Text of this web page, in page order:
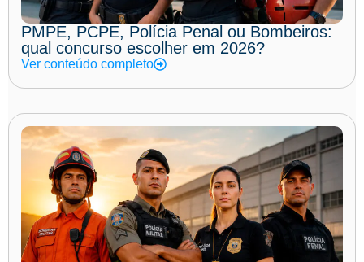
PMPE, PCPE, Polícia Penal ou Bombeiros:
qual concurso escolher em 2026?
Ver conteúdo completo